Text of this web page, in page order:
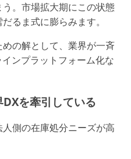
。市場拡大期にこの状態
るま式に膨らみます。
の解として、業界が一斉
ンプラットフォーム化な
を牽引している
側の在庫処分ニーズが高